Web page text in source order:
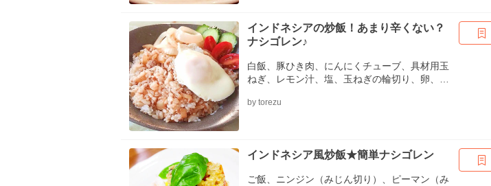
インドネシアの炒飯！あまり辛くない？
ナシゴレン♪
白飯、豚ひき肉、にんにくチューブ、具材用玉
ねぎ、レモン汁、塩、玉ねぎの輪切り、卵、チ
by torezu
インドネシア風炒飯★簡単ナシゴレン
ご飯、ニンジン（みじん切り）、ピーマン（み